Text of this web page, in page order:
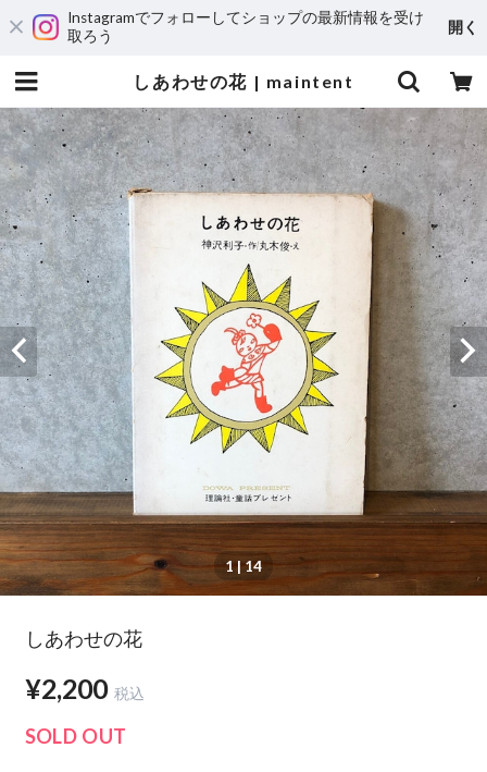
Instagramでフォローしてショップの最新情報を受け
取ろう
開く
しあわせの花 | maintent
1| 14
しあわせの花
¥2,200 税込
SOLD OUT